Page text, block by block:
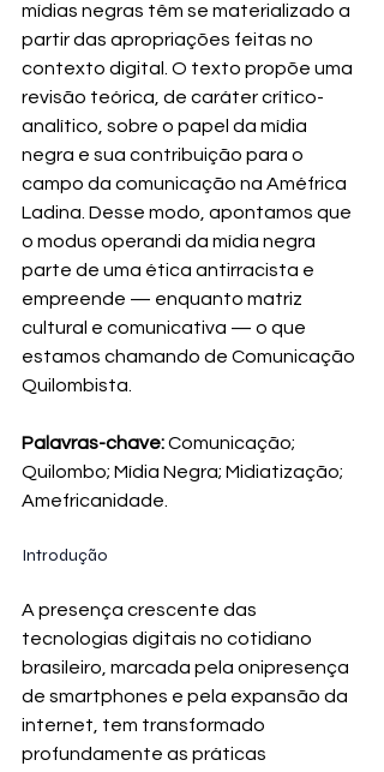
mídias negras têm se materializado a
partir das apropriações feitas no
contexto digital. O texto propõe uma
revisão teórica, de caráter crítico-
analítico, sobre o papel da mídia
negra e sua contribuição para o
campo da comunicação na Améfrica
Ladina. Desse modo, apontamos que
o modus operandi da mídia negra
parte de uma ética antirracista e
empreende — enquanto matriz
cultural e comunicativa — o que
estamos chamando de Comunicação
Quilombista.
Palavras-chave: Comunicação;
Quilombo; Mídia Negra; Midiatização;
Amefricanidade.
Introdução
A presença crescente das
tecnologias digitais no cotidiano
brasileiro, marcada pela onipresença
de smartphones e pela expansão da
internet, tem transformado
profundamente as práticas